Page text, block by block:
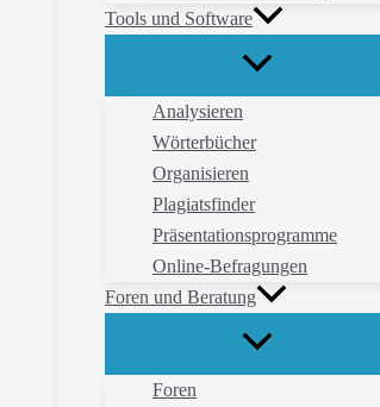
Tools und Software
Analysieren
Wörterbücher
Organisieren
Plagiatsfinder
Präsentationsprogramme
Online-Befragungen
Foren und Beratung
Foren